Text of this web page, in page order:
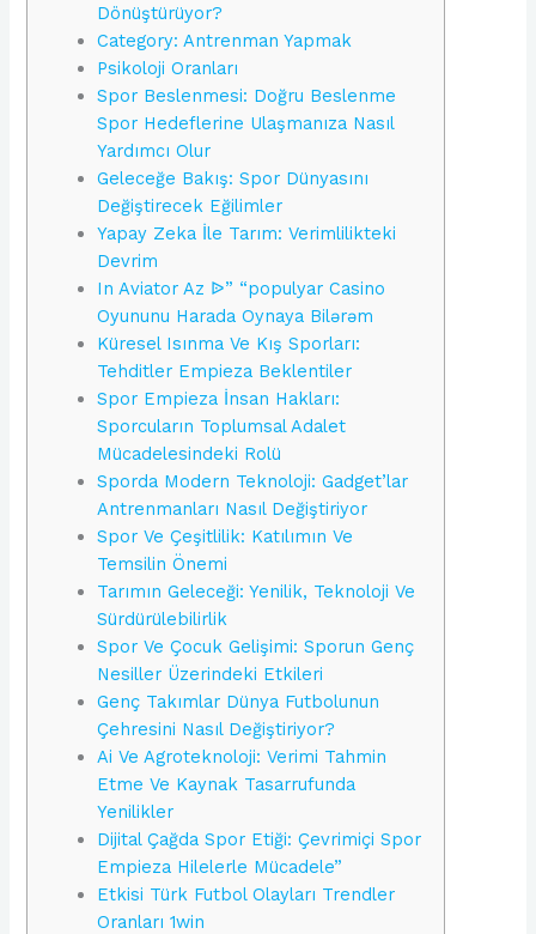
Dönüştürüyor?
Category: Antrenman Yapmak
Psikoloji Oranları
Spor Beslenmesi: Doğru Beslenme
Spor Hedeflerine Ulaşmanıza Nasıl
Yardımcı Olur
Geleceğe Bakış: Spor Dünyasını
Değiştirecek Eğilimler
Yapay Zeka İle Tarım: Verimlilikteki
Devrim
In Aviator Az ᐉ” “populyar Casino
Oyununu Harada Oynaya Bilərəm
Küresel Isınma Ve Kış Sporları:
Tehditler Empieza Beklentiler
Spor Empieza İnsan Hakları:
Sporcuların Toplumsal Adalet
Mücadelesindeki Rolü
Sporda Modern Teknoloji: Gadget’lar
Antrenmanları Nasıl Değiştiriyor
Spor Ve Çeşitlilik: Katılımın Ve
Temsilin Önemi
Tarımın Geleceği: Yenilik, Teknoloji Ve
Sürdürülebilirlik
Spor Ve Çocuk Gelişimi: Sporun Genç
Nesiller Üzerindeki Etkileri
Genç Takımlar Dünya Futbolunun
Çehresini Nasıl Değiştiriyor?
Ai Ve Agroteknoloji: Verimi Tahmin
Etme Ve Kaynak Tasarrufunda
Yenilikler
Dijital Çağda Spor Etiği: Çevrimiçi Spor
Empieza Hilelerle Mücadele”
Etkisi Türk Futbol Olayları Trendler
Oranları 1win